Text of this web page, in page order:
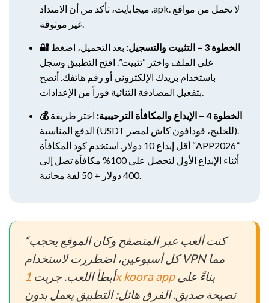
ميجابايت، تأكد من أن الامتداد .apk. لا تحمل من مواقع
غير موثوقة.
🔐 الخطوة 3 – التثبيت والتسجيل:
بعد التحميل، اضغط
على الملف واختر “تثبيت”. افتح التطبيق وسجل
باستخدام بريدك الإلكتروني أو رقم هاتفك. أنصح
💰 الخطوة 4 – الإيداع والمكافأة الترحيبية:
اختر طريقة
الدفع المناسبة (USDT للخليج، فودافون كاش لمصر).
أقل إيداع 10 دولار. استخدم كود المكافأة “APP2026”
أثناء الإيداع الأول لتحصل على 100% مكافأة تصل إلى
400 دولار + 50 لفة مجانية.
“كنت ألعب عبر المتصفح وكان الموقع يحجب
كل أسبوعين، اضطررت لاستخدام VPN مما
أبطأ اللعب. جربت1x koora appبناءً على
نصيحة صديق. الفرق هائل: التطبيق يعمل بدون